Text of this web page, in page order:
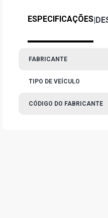
ESPECIFICAÇÕES|
FABRICANTE
TIPO DE VEÍCULO
CÓDIGO DO FABRICANTE